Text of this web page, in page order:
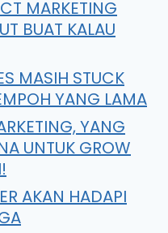
MARKETING
BUAT KALAU
MASIH STUCK
YANG LAMA
YANG
UNTUK GROW
AKAN HADAPI